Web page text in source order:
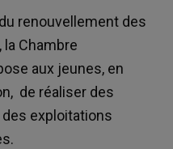
renouvellement des
Chambre
aux jeunes, en
de réaliser des
des exploitations